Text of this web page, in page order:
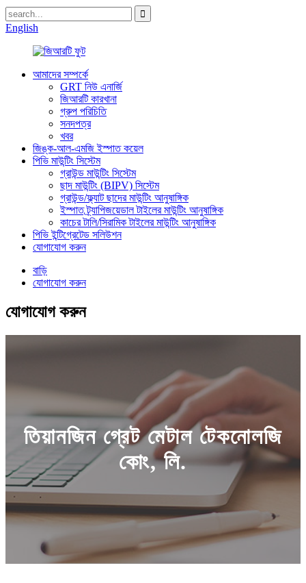
English
আমাদের সম্পর্কে
GRT নিউ এনার্জি
জিআরটি কারখানা
গ্রুপ পরিচিতি
সনদপত্র
খবর
জিঙ্ক-আল-এমজি ইস্পাত কয়েল
পিভি মাউন্টিং সিস্টেম
গ্রাউন্ড মাউন্টিং সিস্টেম
ছাদ মাউন্টিং (BIPV) সিস্টেম
গ্রাউন্ড/ফ্ল্যাট ছাদের মাউন্টিং আনুষাঙ্গিক
ইস্পাত ট্র্যাপিজয়েডাল টাইলের মাউন্টিং আনুষাঙ্গিক
কাচের টালি/সিরামিক টাইলের মাউন্টিং আনুষাঙ্গিক
পিভি ইন্টিগ্রেটেড সলিউশন
যোগাযোগ করুন
বাড়ি
যোগাযোগ করুন
যোগাযোগ করুন
তিয়ানজিন গ্রেট মেটাল টেকনোলজি
কোং, লি.